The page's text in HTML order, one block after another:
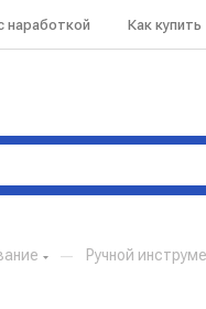
наработкой Как купить
— Ручной